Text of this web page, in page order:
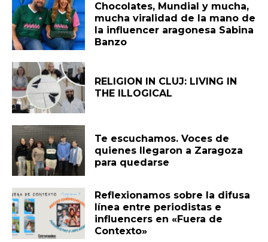
Chocolates, Mundial y mucha,
mucha viralidad de la mano de
la influencer aragonesa Sabina
Banzo
RELIGION IN CLUJ: LIVING IN
THE ILLOGICAL
Te escuchamos. Voces de
quienes llegaron a Zaragoza
para quedarse
Reflexionamos sobre la difusa
línea entre periodistas e
influencers en «Fuera de
Contexto»